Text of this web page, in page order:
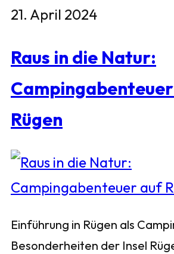
21. April 2024
Raus in die Natur:
Rügen
Einführung in Rügen als
Besonderheiten der Insel